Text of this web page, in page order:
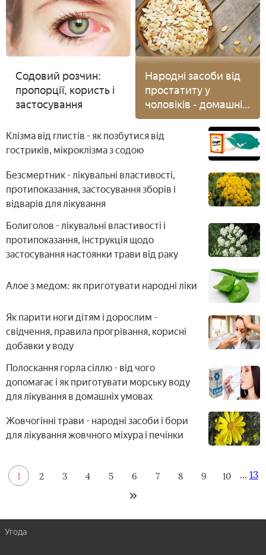
Содовий розчин:
пропорції, користь і
застосування
Народні засоби від
простатиту у
чоловіків - домашні
рецепти
Клізма від глистів - як позбутися від
гостриків, мікроклізма з содою
Безсмертник - лікувальні властивості,
протипоказання, застосування зборів і
відварів для лікування
Болиголов - лікувальні властивості і
протипоказання, інструкція щодо
застосування настоянки трави від раку
Алое з медом: як приготувати народні ліки
Як парити ноги дітям і дорослим -
свідчення, правила прогрівання, корисні
добавки у воду
Полоскання горла сіллю - від чого
допомагає і як приготувати морську воду
для лікування в домашніх умовах
Жовчогінні трави - народні засоби і бори
для лікування жовчного міхура і печінки
1 2 3 4 5 6 7 8 9 10 ... 13
Угода